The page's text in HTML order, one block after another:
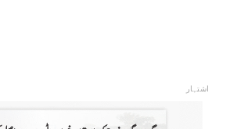
اشتہار